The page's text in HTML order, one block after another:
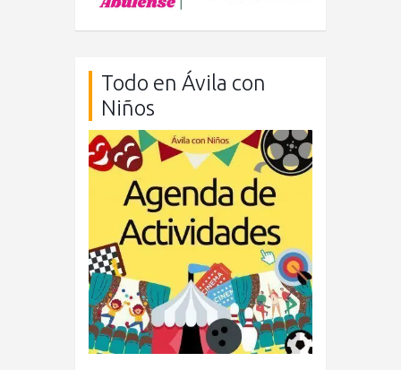
Todo en Ávila con
Niños